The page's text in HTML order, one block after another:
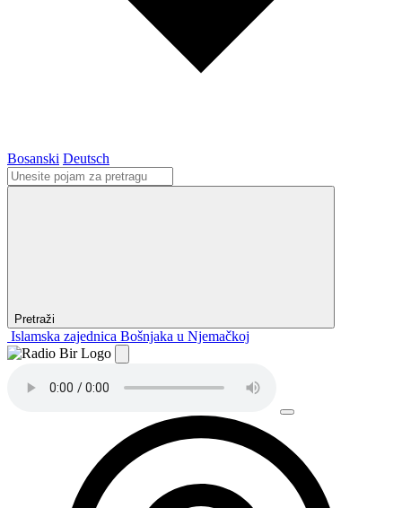
Bosanski Deutsch
Pretraži
Islamska zajednica Bošnjaka u Njemačkoj